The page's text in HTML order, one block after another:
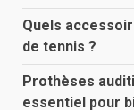
Quels
de tennis ?
Prothèses
essentiel pour